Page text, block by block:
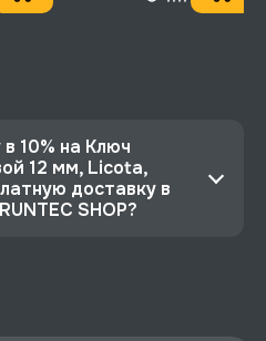
10% на Ключ
12 мм, Licota,
доставку в
SHOP?